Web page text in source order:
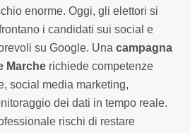
enorme. Oggi, gli elettori si
i candidati sui social e
su Google. Una campagna
Marche richiede competenze
social media marketing,
dei dati in tempo reale.
rischi di restare